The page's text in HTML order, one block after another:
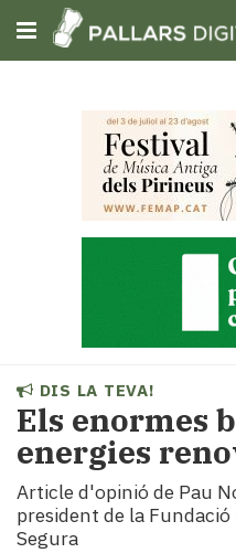
Subscriu-t'hi
Portada
Societat
Política
i
municipis
Economia
i
turisme
DIS LA TEVA!
Els enormes
energies
Article d'opinió de Pau
president de la
Segura